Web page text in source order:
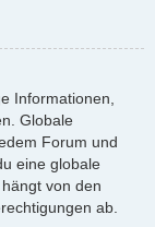
Informationen,
Globale
Forum und
eine globale
von den
ab.